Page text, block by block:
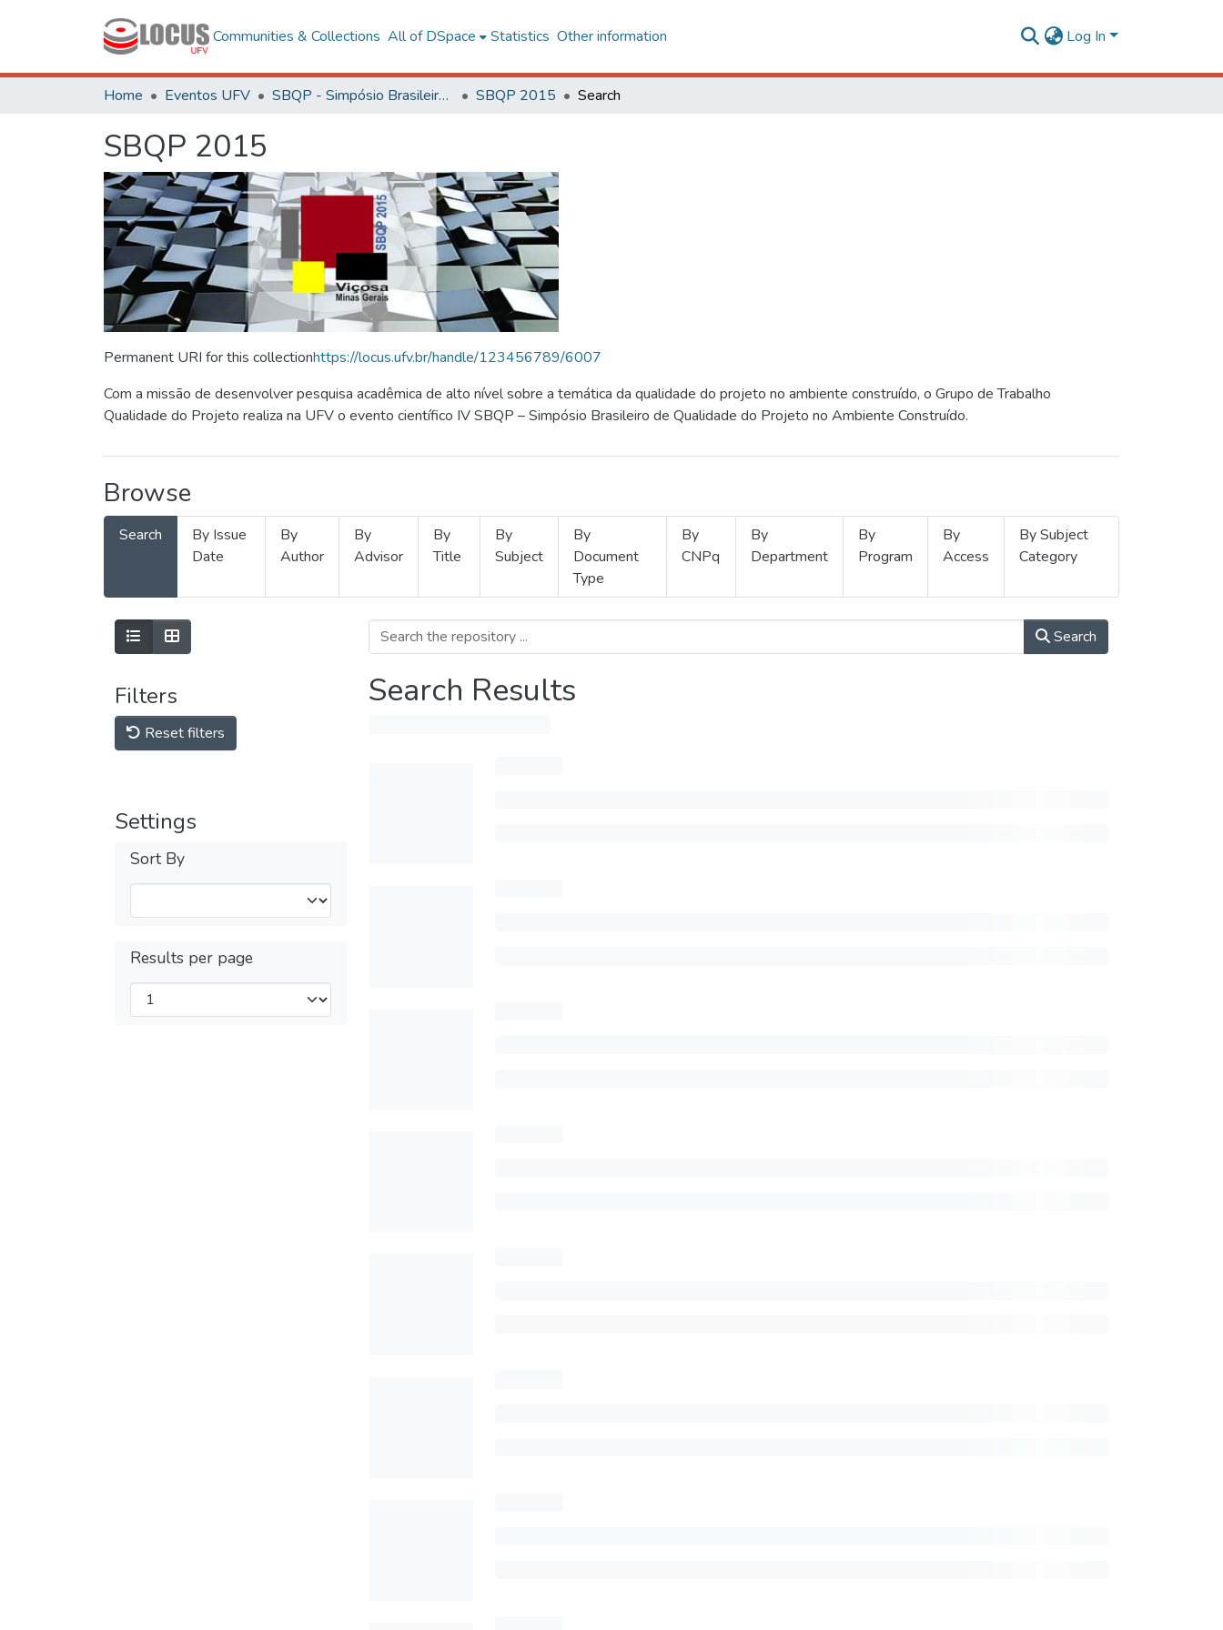
Communities & Collections All of DSpace Statistics Other information Log In
Home Eventos UFV SBQP - Simpósio Brasileiro de Qualidade do Projeto no Ambiente Construído SBQP 2015 Search
SBQP 2015
Permanent URI for this collectionhttps://locus.ufv.br/handle/123456789/6007
Com a missão de desenvolver pesquisa acadêmica de alto nível sobre a temática da qualidade do projeto no ambiente construído, o Grupo de Trabalho
Qualidade do Projeto realiza na UFV o evento científico IV SBQP – Simpósio Brasileiro de Qualidade do Projeto no Ambiente Construído.
Browse
Search
By Issue
Date
By
Author
By
Advisor
By
Title
By
Subject
By
Document
Type
By
CNPq
By
Department
By
Program
By
Access
By Subject
Category
Filters
Reset filters
Settings
Sort By
Results per page
Search
Search Results